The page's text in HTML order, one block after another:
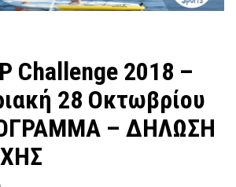
Challenge 2018 –
28 Οκτωβρίου
– ΔΗΛΩΣΗ